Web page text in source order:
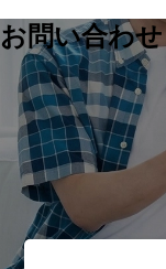
お問い合わせ